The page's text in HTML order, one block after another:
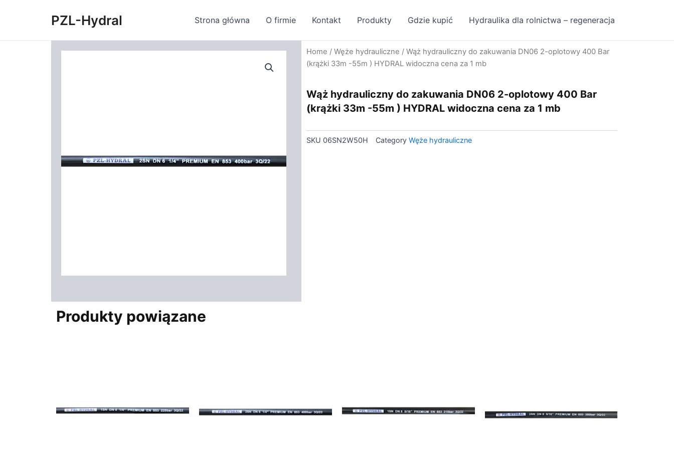
PZL-Hydral Strona główna O firmie Kontakt Produkty Gdzie kupić Hydraulika dla rolnictwa – regeneracja
Home / Węże hydrauliczne / Wąż hydrauliczny do zakuwania DN06 2-oplotowy 400 Bar
(krążki 33m -55m ) HYDRAL widoczna cena za 1 mb
Wąż hydrauliczny do zakuwania DN06 2-oplotowy 400 Bar
(krążki 33m -55m ) HYDRAL widoczna cena za 1 mb
SKU 06SN2W50H Category Węże hydrauliczne
Produkty powiązane